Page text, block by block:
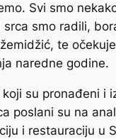
Svi smo
smo radili,
te
naredne godine.
su pronađeni i
poslani su na
i restauraciju u